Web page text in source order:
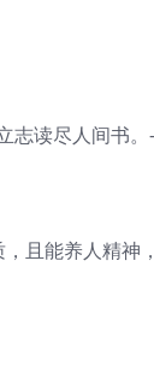
志读尽人间书
且能养人精神